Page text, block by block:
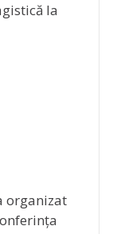
la
organizat